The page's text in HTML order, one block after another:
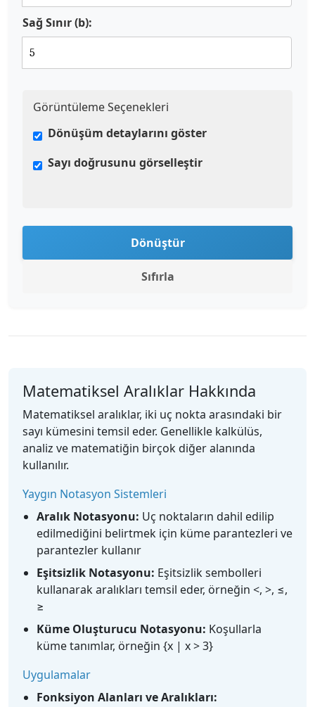
Sağ Sınır (b):
Görüntüleme Seçenekleri
Dönüşüm detaylarını göster
Sayı doğrusunu görselleştir
Dönüştür
Sıfırla
Matematiksel Aralıklar Hakkında
Matematiksel aralıklar, iki uç nokta arasındaki bir
sayı kümesini temsil eder. Genellikle kalkülüs,
analiz ve matematiğin birçok diğer alanında
kullanılır.
Yaygın Notasyon Sistemleri
Aralık Notasyonu: Uç noktaların dahil edilip
edilmediğini belirtmek için küme parantezleri ve
parantezler kullanır
Eşitsizlik Notasyonu: Eşitsizlik sembolleri
kullanarak aralıkları temsil eder, örneğin <, >, ≤,
≥
Küme Oluşturucu Notasyonu: Koşullarla
küme tanımlar, örneğin {x | x > 3}
Uygulamalar
Fonksiyon Alanları ve Aralıkları: